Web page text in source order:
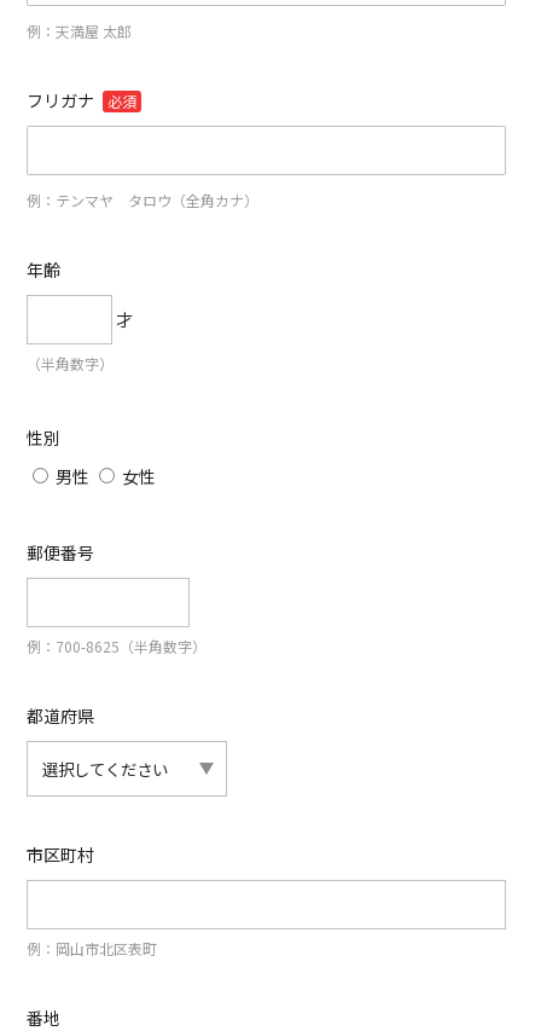
例：天満屋 太郎
フリガナ 必須
例：テンマヤ タロウ（全角カナ）
年齢
才
（半角数字）
性別
男性
女性
郵便番号
例：700-8625（半角数字）
都道府県
市区町村
例：岡山市北区表町
番地